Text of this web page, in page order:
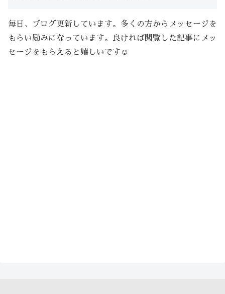
毎日、ブログ更新しています。多くの方からメッセージを
もらい励みになっています。良ければ閲覧した記事にメッ
セージをもらえると嬉しいです☺